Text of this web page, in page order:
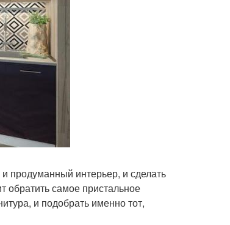
продуманный интерьер, и сделать
обратить самое пристальное
и подобрать именно тот,